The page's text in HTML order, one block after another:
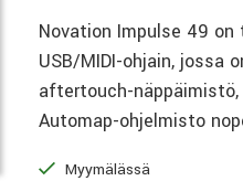
Novation Impulse 49 on
USB/MIDI-ohjain, jossa
aftertouch-
Automap-ohjelmisto
Myymälässä